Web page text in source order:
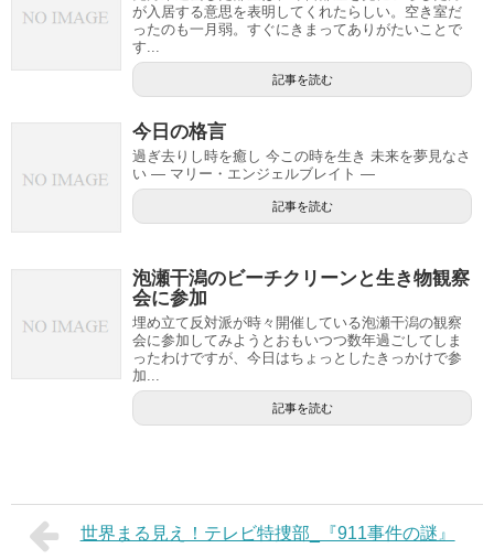
が入居する意思を表明してくれたらしい。空き室だ
ったのも一月弱。すぐにきまってありがたいことで
す...
記事を読む
今日の格言
過ぎ去りし時を癒し 今この時を生き 未来を夢見なさ
い — マリー・エンジェルブレイト —
記事を読む
泡瀬干潟のビーチクリーンと生き物観察
会に参加
埋め立て反対派が時々開催している泡瀬干潟の観察
会に参加してみようとおもいつつ数年過ごしてしま
ったわけですが、今日はちょっとしたきっかけで参
加...
記事を読む
世界まる見え！テレビ特捜部_『911事件の謎』